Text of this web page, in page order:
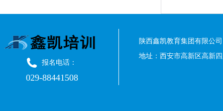
报名电话：
029-88441508
陕西鑫凯教育集团有限公
地址：西安市高新区高新